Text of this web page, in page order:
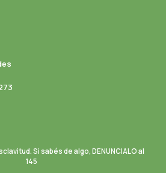
Si sabés de algo, DENUNCIALO al
145